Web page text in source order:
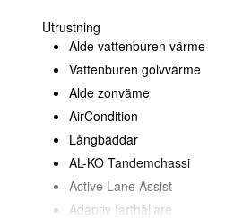
Utrustning
Alde vattenburen värme
Vattenburen golvvärme
Alde zonväme
AirCondition
Långbäddar
AL-KO Tandemchassi
Active Lane Assist
Adaptiv farthållare